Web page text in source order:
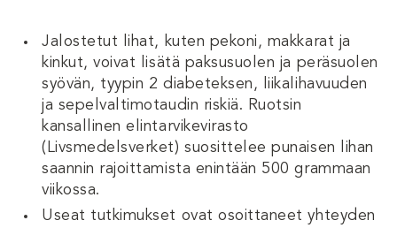
Jalostetut lihat, kuten pekoni, makkarat ja
kinkut, voivat lisätä paksusuolen ja peräsuolen
syövän, tyypin 2 diabeteksen, liikalihavuuden
ja sepelvaltimotaudin riskiä. Ruotsin
kansallinen elintarvikevirasto
(Livsmedelsverket) suosittelee punaisen lihan
saannin rajoittamista enintään 500 grammaan
viikossa.
Useat tutkimukset ovat osoittaneet yhteyden